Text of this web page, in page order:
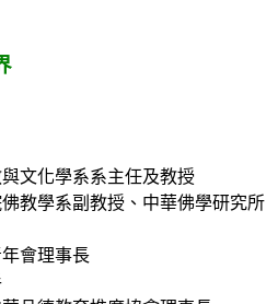
文化學系系主任及教授
學系副教授、中華佛學研究所
會理事長